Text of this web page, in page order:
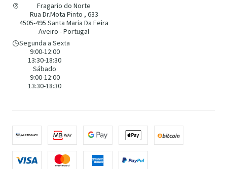
Fragario do Norte
Rua Dr.Mota Pinto , 633
4505-495 Santa Maria Da Feira
Aveiro - Portugal
Segunda a Sexta
9:00-12:00
13:30-18:30
Sábado
9:00-12:00
13:30-18:30